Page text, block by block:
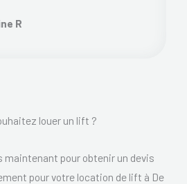
R
louer un lift ?
maintenant pour obtenir un devis
pour votre location de lift à De